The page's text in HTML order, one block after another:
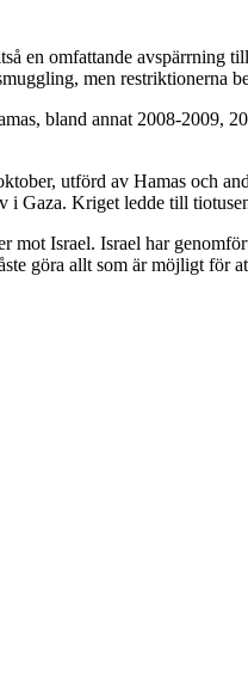
en omfattande
men restriktionerna
bland annat 2008-2009,
utförd av Hamas och
Gaza. Kriget ledde till
mot Israel. Israel har
göra allt som är möjligt för